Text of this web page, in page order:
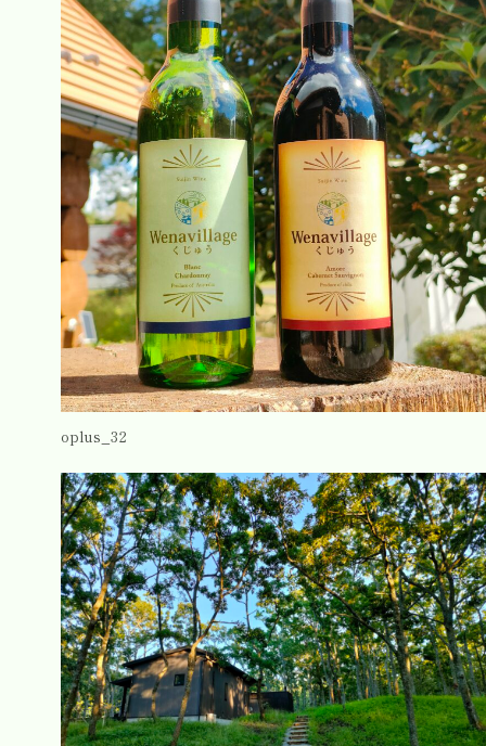
oplus_32